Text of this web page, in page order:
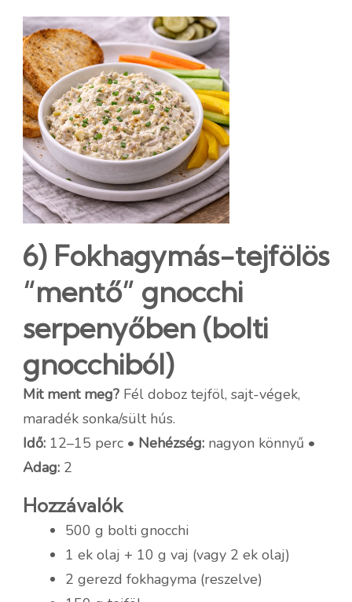
6) Fokhagymás-tejfölös
“mentő” gnocchi
serpenyőben (bolti
gnocchiból)
Mit ment meg? Fél doboz tejföl, sajt-végek,
maradék sonka/sült hús.
Idő: 12–15 perc • Nehézség: nagyon könnyű •
Adag: 2
Hozzávalók
500 g bolti gnocchi
1 ek olaj + 10 g vaj (vagy 2 ek olaj)
2 gerezd fokhagyma (reszelve)